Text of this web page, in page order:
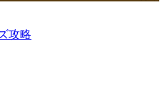
攻略